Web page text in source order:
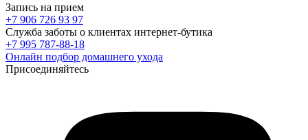
Запись на прием
+7 906 726 93 97
Служба заботы о клиентах интернет-бутика
+7 995 787-88-18
Онлайн подбор домашнего ухода
Присоединяйтесь